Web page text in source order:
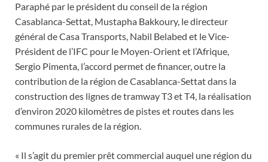
Paraphé par le président du conseil de la région
Casablanca-Settat, Mustapha Bakkoury, le directeur
général de Casa Transports, Nabil Belabed et le Vice-
Président de l’IFC pour le Moyen-Orient et l’Afrique,
Sergio Pimenta, l’accord permet de financer, outre la
contribution de la région de Casablanca-Settat dans la
construction des lignes de tramway T3 et T4, la réalisation
d’environ 2020 kilomètres de pistes et routes dans les
communes rurales de la région.
« Il s’agit du premier prêt commercial auquel une région du